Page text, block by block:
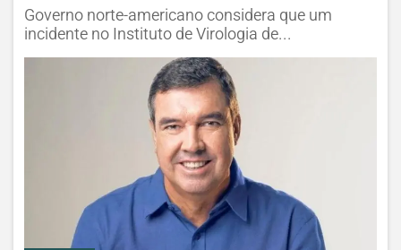
Governo norte-americano considera que um
incidente no Instituto de Virologia de...